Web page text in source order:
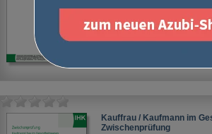
Kauffrau / Kaufmann im
Zwischenprüfung